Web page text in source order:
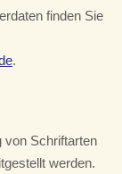
finden Sie
.
von Schriftarten
werden.